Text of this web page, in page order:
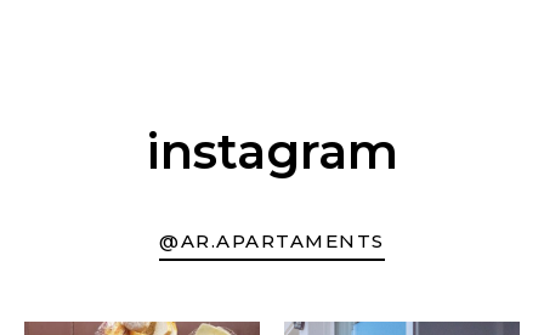
instagram
@AR.APARTAMENTS